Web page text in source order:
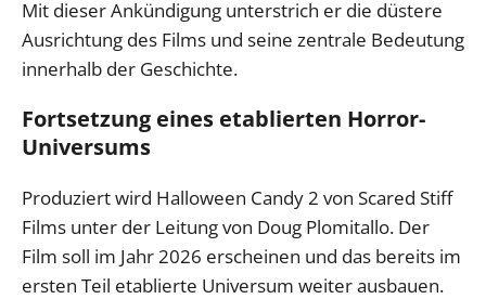
Mit dieser Ankündigung unterstrich er die düstere
Ausrichtung des Films und seine zentrale Bedeutung
innerhalb der Geschichte.
Fortsetzung eines etablierten Horror-
Universums
Produziert wird Halloween Candy 2 von Scared Stiff
Films unter der Leitung von Doug Plomitallo. Der
Film soll im Jahr 2026 erscheinen und das bereits im
ersten Teil etablierte Universum weiter ausbauen.